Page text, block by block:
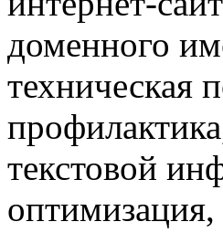
доменного
техническая
текстовой